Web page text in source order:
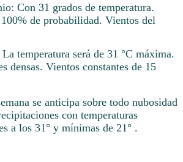
Con 31 grados de temperatura.
de probabilidad. Vientos del
temperatura será de 31 °C máxima.
densas. Vientos constantes de 15
se anticipa sobre todo nubosidad
con temperaturas
a los 31° y mínimas de 21° .